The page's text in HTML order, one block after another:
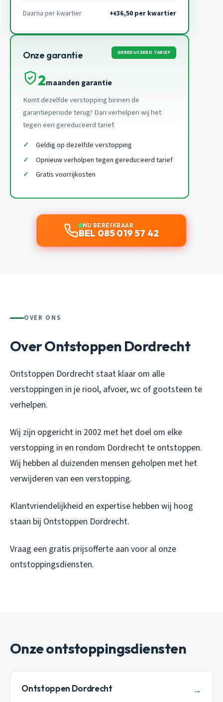
Daarna per kwartier +€36,50 per kwartier
Onze garantie GEREDUCEERD TARIEF
2maanden garantie
Komt dezelfde verstopping binnen de
garantieperiode terug? Dan verhelpen wij het
tegen een gereduceerd tarief.
Geldig op dezelfde verstopping
Opnieuw verholpen tegen gereduceerd tarief
Gratis voorrijkosten
NU BEREIKBAAR
BEL 085 019 57 42
OVER ONS
Over Ontstoppen Dordrecht
Ontstoppen Dordrecht staat klaar om alle
verstoppingen in je riool, afvoer, wc of gootsteen te
verhelpen.
Wij zijn opgericht in 2002 met het doel om elke
verstopping in en rondom Dordrecht te ontstoppen.
Wij hebben al duizenden mensen geholpen met het
verwijderen van een verstopping.
Klantvriendelijkheid en expertise hebben wij hoog
staan bij Ontstoppen Dordrecht.
Vraag een gratis prijsofferte aan voor al onze
ontstoppingsdiensten.
Onze ontstoppingsdiensten
Ontstoppen Dordrecht →